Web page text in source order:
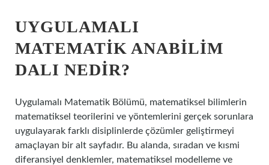
UYGULAMALI
MATEMATIK ANABILIM
DALI NEDIR?
Uygulamalı Matematik Bölümü, matematiksel bilimlerin
matematiksel teorilerini ve yöntemlerini gerçek sorunlara
uygulayarak farklı disiplinlerde çözümler geliştirmeyi
amaçlayan bir alt sayfadır. Bu alanda, sıradan ve kısmi
diferansiyel denklemler, matematiksel modelleme ve